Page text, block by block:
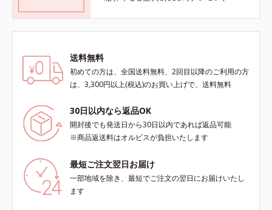
送料無料
初めての方は、全国送料無料、2回目以降のご利用の方
は、3,300円以上(税込)のお買い上げで、送料無料
30日以内なら返品OK
開封後でも発送日から30日以内であれば返品可能
※商品返送料はオルビスが負担いたします
最短ご注文翌日お届け
一部地域を除き、最短でご注文の翌日にお届けいたし
ます